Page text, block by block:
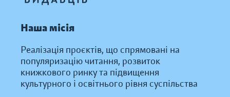
Наша місія
Реалізація проєктів, що спрямовані на
популяризацію читання, розвиток
книжкового ринку та підвищення
культурного і освітнього рівня суспільства